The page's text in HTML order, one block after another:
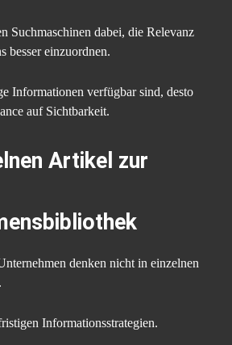
Suchmaschinen dabei, die Relevanz
besser einzuordnen.
Informationen verfügbar sind, desto
auf Sichtbarkeit.
Artikel zur
denken nicht in einzelnen
Informationsstrategien.